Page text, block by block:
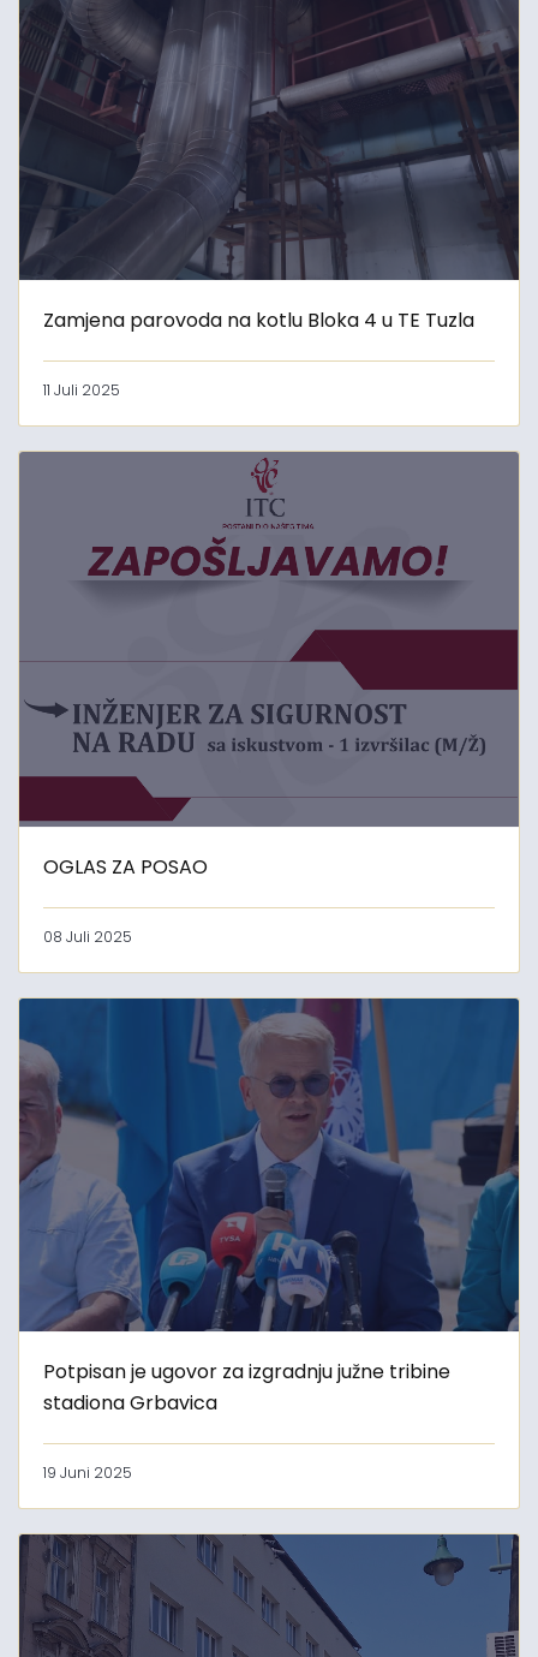
Zamjena parovoda na kotlu Bloka 4 u TE Tuzla
11 Juli 2025
OGLAS ZA POSAO
08 Juli 2025
Potpisan je ugovor za izgradnju južne tribine
stadiona Grbavica
19 Juni 2025